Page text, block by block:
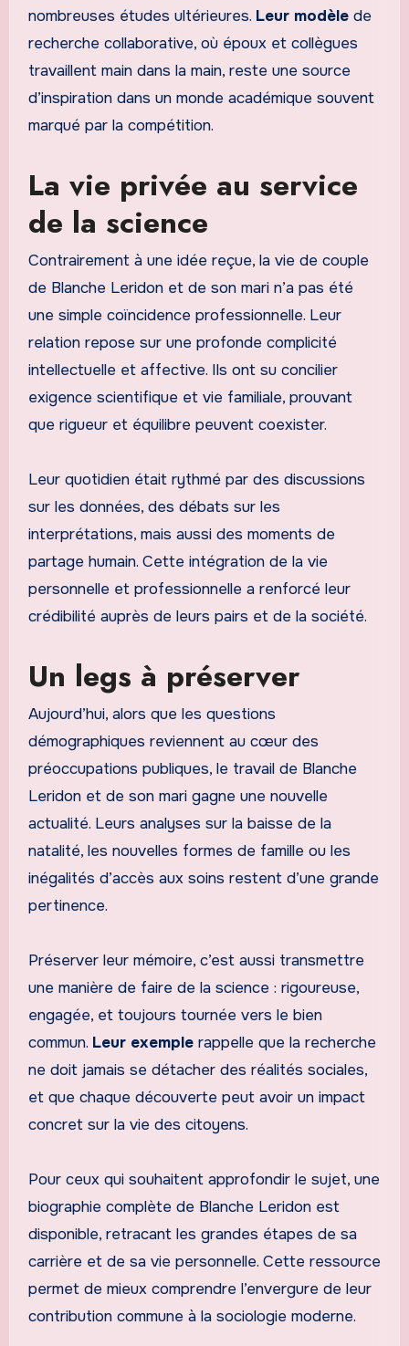
nombreuses études ultérieures. Leur modèlede
recherche collaborative, où époux et collègues
travaillent main dans la main, reste une source
d’inspiration dans un monde académique souvent
marqué par la compétition.
La vie privée au service
de la science
Contrairement à une idée reçue, la vie de couple
de Blanche Leridon et de son mari n’a pas été
une simple coïncidence professionnelle. Leur
relation repose sur une profonde complicité
intellectuelle et affective. Ils ont su concilier
exigence scientifique et vie familiale, prouvant
que rigueur et équilibre peuvent coexister.
Leur quotidien était rythmé par des discussions
sur les données, des débats sur les
interprétations, mais aussi des moments de
partage humain. Cette intégration de la vie
personnelle et professionnelle a renforcé leur
crédibilité auprès de leurs pairs et de la société.
Un legs à préserver
Aujourd’hui, alors que les questions
démographiques reviennent au cœur des
préoccupations publiques, le travail de Blanche
Leridon et de son mari gagne une nouvelle
actualité. Leurs analyses sur la baisse de la
natalité, les nouvelles formes de famille ou les
inégalités d’accès aux soins restent d’une grande
pertinence.
Préserver leur mémoire, c’est aussi transmettre
une manière de faire de la science : rigoureuse,
engagée, et toujours tournée vers le bien
commun. Leur exemplerappelle que la recherche
ne doit jamais se détacher des réalités sociales,
et que chaque découverte peut avoir un impact
concret sur la vie des citoyens.
Pour ceux qui souhaitent approfondir le sujet, une
biographie complète de Blanche Leridon est
disponible, retracant les grandes étapes de sa
carrière et de sa vie personnelle. Cette ressource
permet de mieux comprendre l’envergure de leur
contribution commune à la sociologie moderne.